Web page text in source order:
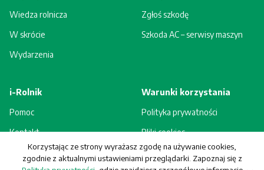
Wiedza rolnicza
W skrócie
Wydarzenia
Zgłoś szkodę
Szkoda AC – serwisy maszyn
i-Rolnik
Pomoc
Kontakt
Rejestracja - korzyści
Warunki korzystania
Polityka prywatności
Pliki cookies
Regulamin
Korzystając ze strony wyrażasz zgodę na używanie cookies,
zgodnie z aktualnymi ustawieniami przeglądarki. Zapoznaj się z